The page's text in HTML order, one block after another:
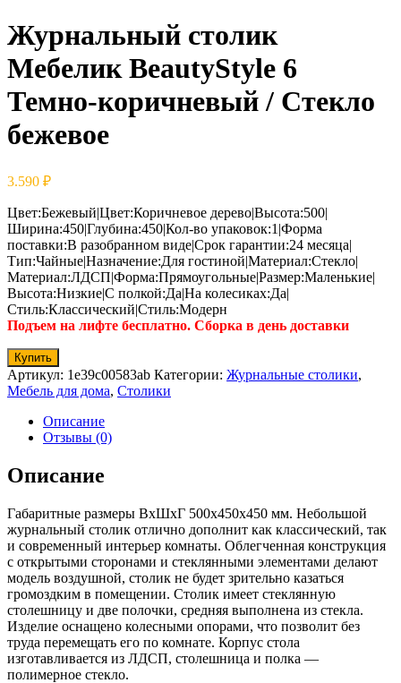
Журнальный столик
Мебелик BeautyStyle 6
Темно-коричневый / Стекло
бежевое
3.590 ₽
Цвет:Бежевый|Цвет:Коричневое дерево|Высота:500|
Ширина:450|Глубина:450|Кол-во упаковок:1|Форма
поставки:В разобранном виде|Срок гарантии:24 месяца|
Тип:Чайные|Назначение:Для гостиной|Материал:Стекло|
Материал:ЛДСП|Форма:Прямоугольные|Размер:Маленькие|
Высота:Низкие|С полкой:Да|На колесиках:Да|
Стиль:Классический|Стиль:Модерн
Подъем на лифте бесплатно. Сборка в день доставки
Купить
Артикул: 1e39c00583ab Категории: Журнальные столики,
Мебель для дома, Столики
Описание
Отзывы (0)
Описание
Габаритные размеры ВхШхГ 500x450x450 мм. Небольшой
журнальный столик отлично дополнит как классический, так
и современный интерьер комнаты. Облегченная конструкция
с открытыми сторонами и стеклянными элементами делают
модель воздушной, столик не будет зрительно казаться
громоздким в помещении. Столик имеет стеклянную
столешницу и две полочки, средняя выполнена из стекла.
Изделие оснащено колесными опорами, что позволит без
труда перемещать его по комнате. Корпус стола
изготавливается из ЛДСП, столешница и полка —
полимерное стекло.